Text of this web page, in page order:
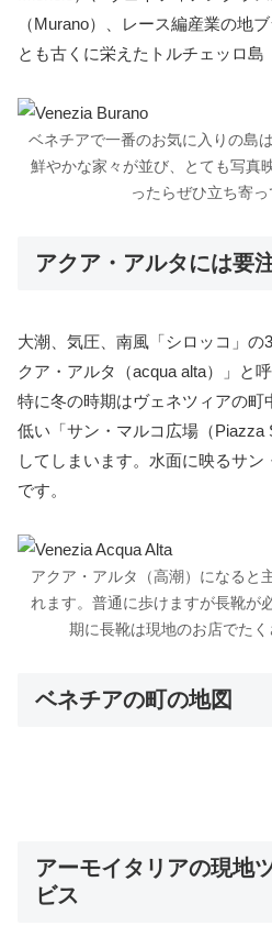
（Murano）、レース編産業の地
とも古くに栄えたトルチェッロ島
ベネチアで一番のお気に入りの島
鮮やかな家々が並び、とても写真
ったらぜひ立ち寄っ
アクア・アルタには要
大潮、気圧、南風「シロッコ」の
クア・アルタ（acqua alta）」と
特に冬の時期はヴェネツィアの町
低い「サン・マルコ広場（Piazza
してしまいます。水面に映るサ
です。
アクア・アルタ（高潮）になると
れます。普通に歩けますが長靴が
期に長靴は現地のお店でたく
ベネチアの町の地図
アーモイタリアの現地
ビス